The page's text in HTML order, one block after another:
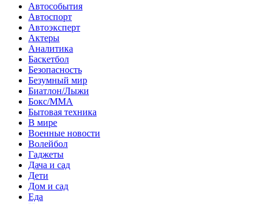
Автособытия
Автоспорт
Автоэксперт
Актеры
Аналитика
Баскетбол
Безопасность
Безумный мир
Биатлон/Лыжи
Бокс/MMA
Бытовая техника
В мире
Военные новости
Волейбол
Гаджеты
Дача и сад
Дети
Дом и сад
Еда